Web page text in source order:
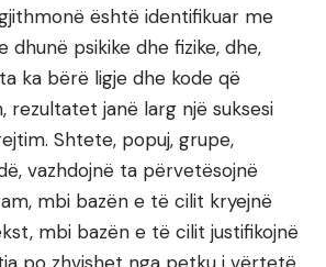
është identifikuar me
dhunë psikike dhe fizike, dhe,
ka bërë ligje dhe kode që
rezultatet janë larg një suksesi
Shtete, popuj, grupe,
vazhdojnë ta përvetësojnë
mbi bazën e të cilit kryejnë
mbi bazën e të cilit justifikojnë